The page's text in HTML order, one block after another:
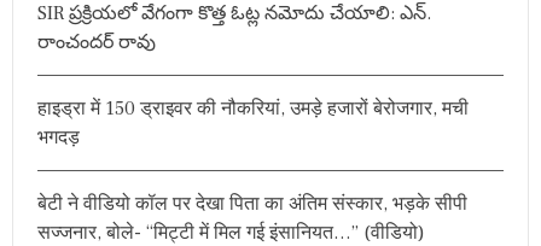
SIR ప్రక్రియలో వేగంగా కొత్త ఓట్ల నమోదు చేయాలి: ఎన్.
రాంచందర్ రావు
हाइड्रा में 150 ड्राइवर की नौकरियां, उमड़े हजारों बेरोजगार, मची
भगदड़
बेटी ने वीडियो कॉल पर देखा पिता का अंतिम संस्कार, भड़के सीपी
सज्जनार, बोले- “मिट्टी में मिल गई इंसानियत…” (वीडियो)